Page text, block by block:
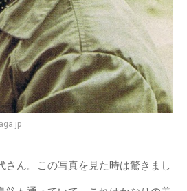
さん。この写真を見た時は驚きまし